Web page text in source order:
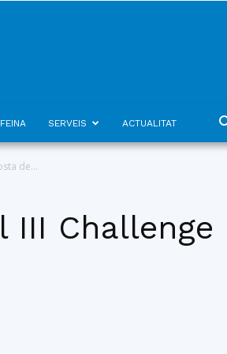
SERVEIS ACTUALITAT
de...
III Challenge